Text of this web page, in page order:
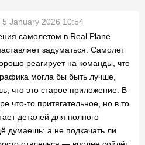
5 January 2026 10:54
самолетом в Real Plane
задуматься. Самолет
реагирует на команды, что
могла бы быть лучше,
что это старое приложение. В
что-то притягательное, но в то
деталей для полного
думаешь: а не подкачать ли